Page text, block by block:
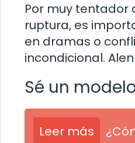
Por muy tentador
ruptura, es
en dramas o
incondicional.
Sé un
Leer más